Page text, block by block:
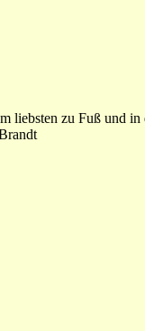
liebsten zu Fuß und